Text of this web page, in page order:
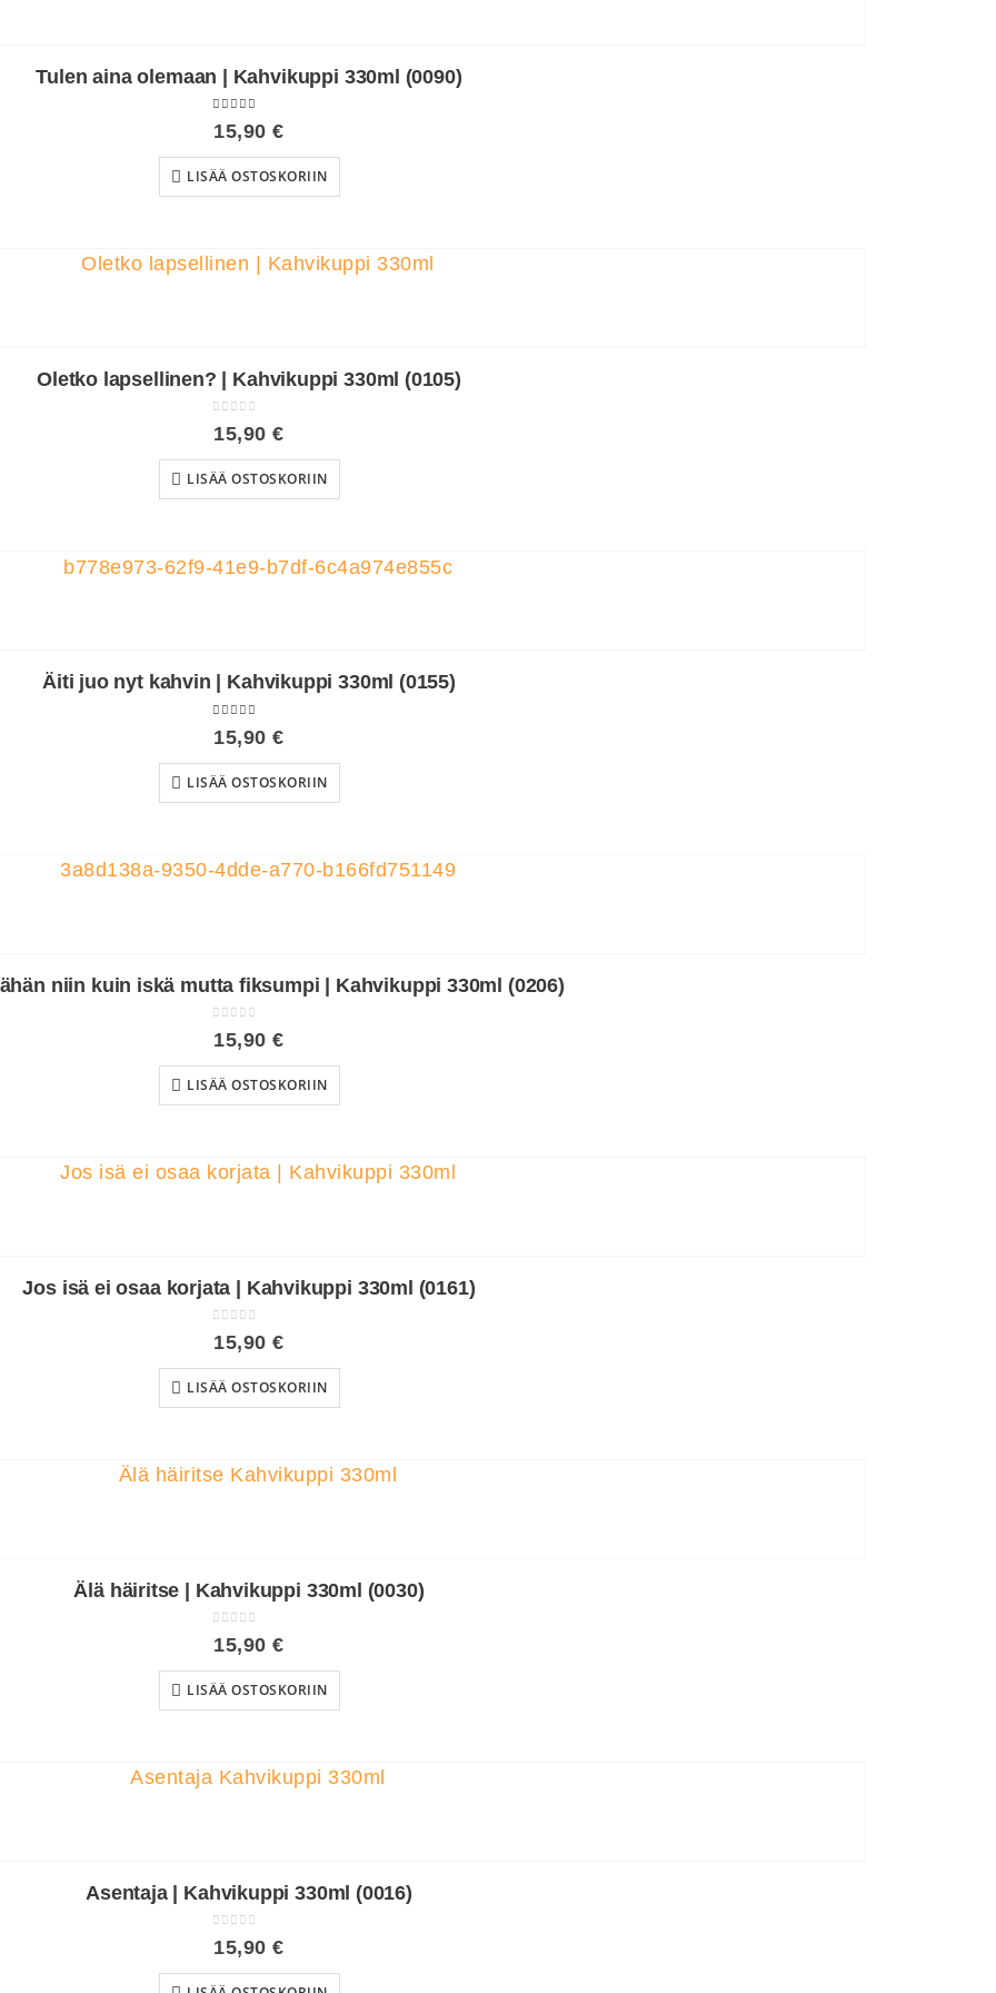
Tulen aina olemaan | Kahvikuppi 330ml (0090)
4.00 out of 5
15,90€
LISÄÄ OSTOSKORIIN
Oletko lapsellinen? | Kahvikuppi 330ml (0105)
0out of 5
15,90€
LISÄÄ OSTOSKORIIN
Äiti juo nyt kahvin | Kahvikuppi 330ml (0155)
15,90€
LISÄÄ OSTOSKORIIN
niin kuin iskä mutta fiksumpi | Kahvikuppi 330ml (0206)
15,90€
LISÄÄ OSTOSKORIIN
Jos isä ei osaa korjata | Kahvikuppi 330ml (0161)
15,90€
LISÄÄ OSTOSKORIIN
Älä häiritse | Kahvikuppi 330ml (0030)
0out of 5
15,90€
LISÄÄ OSTOSKORIIN
Asentaja | Kahvikuppi 330ml (0016)
0out of 5
15,90€